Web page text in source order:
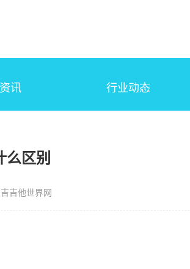
讯 行业动态
么区别
吉他世界网